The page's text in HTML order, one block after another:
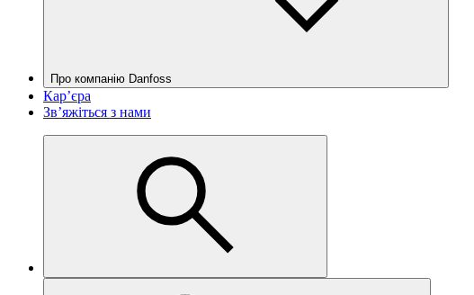
Про компанію Danfoss
Кар’єра
Зв’яжіться з нами